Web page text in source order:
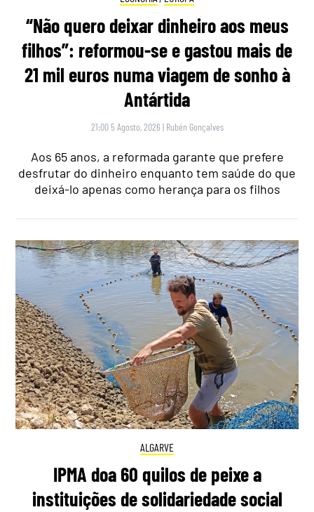
“Não quero deixar dinheiro aos meus
filhos”: reformou-se e gastou mais de
21 mil euros numa viagem de sonho à
Antártida
21:00 5 Agosto, 2026 | Rubén Gonçalves
Aos 65 anos, a reformada garante que prefere
desfrutar do dinheiro enquanto tem saúde do que
deixá-lo apenas como herança para os filhos
ALGARVE
IPMA doa 60 quilos de peixe a
instituições de solidariedade social